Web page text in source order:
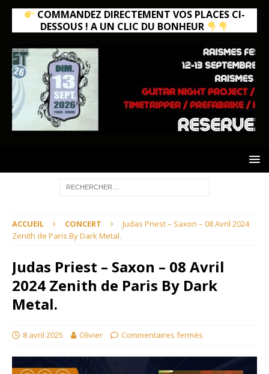
COMMANDEZ DIRECTEMENT VOS PLACES CI-
DESSOUS ! A UN CLIC DU BONHEUR
ACCUEIL CONCERT
Judas Priest – Saxon – 08 Avril 2024
Zenith de Paris By Dark Metal.
Judas Priest – Saxon – 08 Avril
2024 Zenith de Paris By Dark
Metal.
8 avril 2025 Olivier Commentaires fermés